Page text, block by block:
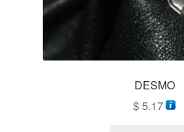
DESMO
$5.17